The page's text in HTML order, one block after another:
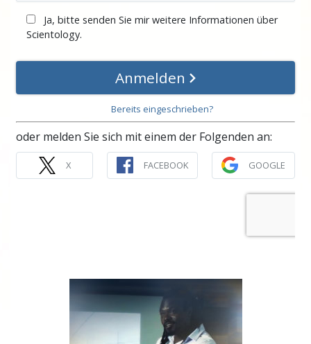
Ja, bitte senden Sie mir weitere Informationen über
Scientology.
Anmelden
Bereits eingeschrieben?
oder melden Sie sich mit einem der Folgenden an:
X FACEBOOK GOOGLE